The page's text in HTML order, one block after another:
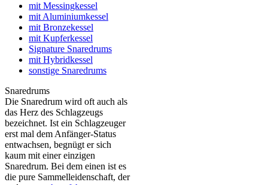
mit Messingkessel
mit Aluminiumkessel
mit Bronzekessel
mit Kupferkessel
Signature Snaredrums
mit Hybridkessel
sonstige Snaredrums
Snaredrums
Die Snaredrum wird oft auch als
das Herz des Schlagzeugs
bezeichnet. Ist ein Schlagzeuger
erst mal dem Anfänger-Status
entwachsen, begnügt er sich
kaum mit einer einzigen
Snaredrum. Bei dem einen ist es
die pure Sammelleidenschaft, der